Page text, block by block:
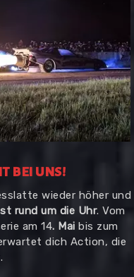
BEI UNS!
wieder höher und
rund um die Uhr. Vom
am 14. Mai bis zum
dich Action, die